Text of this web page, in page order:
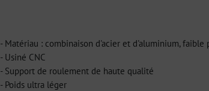
- Matériau : combinaison d'acier et d'aluminium, faible
- Usiné CNC
- Support de roulement de haute qualité
- Poids ultra léger